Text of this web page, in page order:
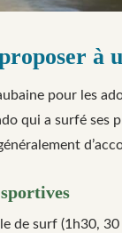
à
pour les
qui a surfé ses
de surf (1h30,